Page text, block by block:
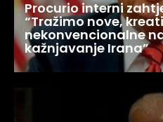
Procurio interni
“Tražimo nove,
nekonvencionalne
kažnjavanje Irana”